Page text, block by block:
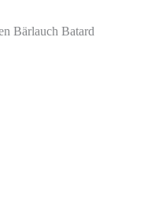
Bärlauch Batard